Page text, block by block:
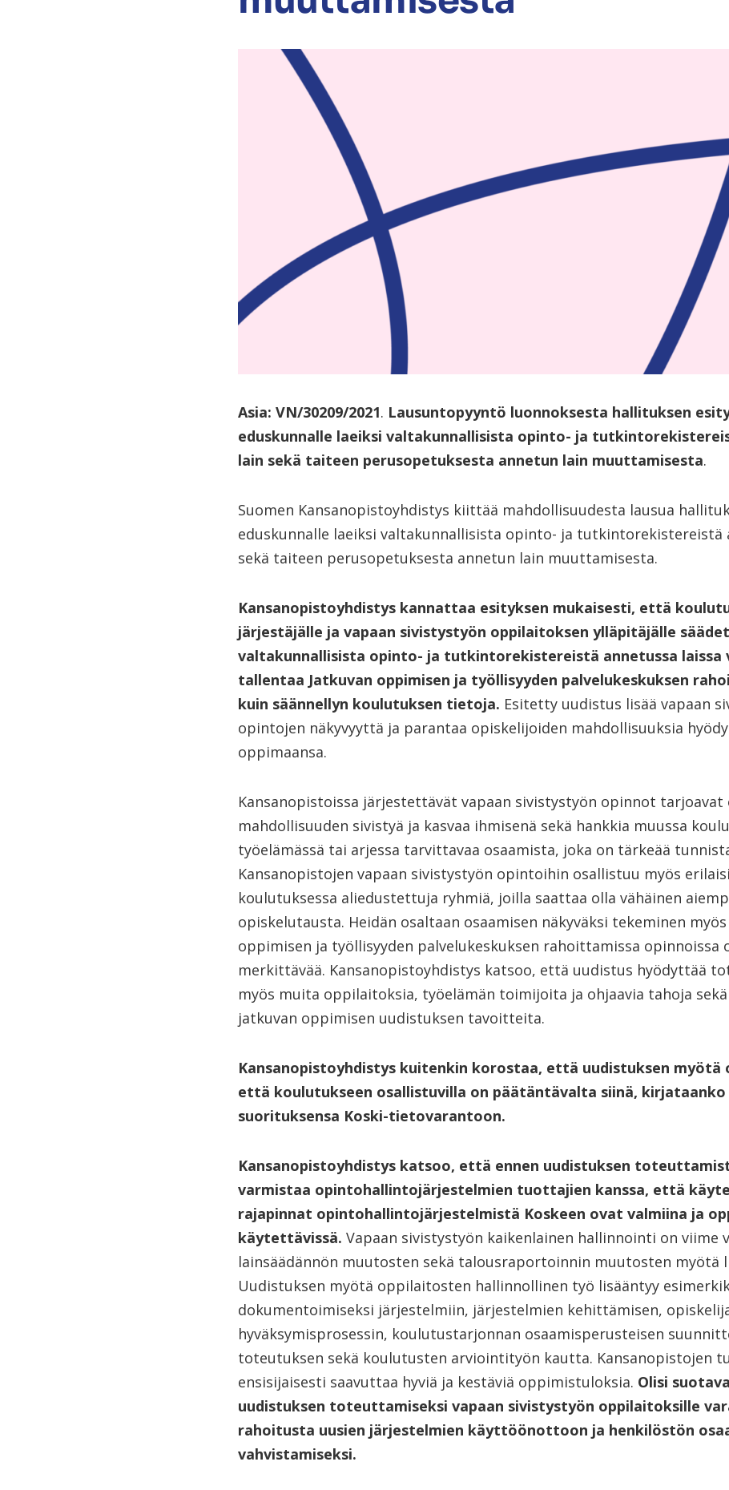
Asia: VN/30209/2021. Lausuntopyyntö luonnoksesta hallituksen
eduskunnalle laeiksi valtakunnallisista opinto- ja
lain sekä taiteen perusopetuksesta annetun lain muuttamisesta.
Suomen Kansanopistoyhdistys kiittää mahdollisuudesta lausua
eduskunnalle laeiksi valtakunnallisista opinto- ja tutkintorekistereistä
sekä taiteen perusopetuksesta annetun lain muuttamisesta.
Kansanopistoyhdistys kannattaa esityksen mukaisesti, että
järjestäjälle ja vapaan sivistystyön oppilaitoksen ylläpitäjälle
valtakunnallisista opinto- ja tutkintorekistereistä annetussa laissa
tallentaa Jatkuvan oppimisen ja työllisyyden palvelukeskuksen
kuin säännellyn koulutuksen tietoja. Esitetty uudistus lisää vapaan
opintojen näkyvyyttä ja parantaa opiskelijoiden mahdollisuuksia
oppimaansa.
Kansanopistoissa järjestettävät vapaan sivistystyön opinnot tarjoavat
mahdollisuuden sivistyä ja kasvaa ihmisenä sekä hankkia muussa
työelämässä tai arjessa tarvittavaa osaamista, joka on tärkeää
Kansanopistojen vapaan sivistystyön opintoihin osallistuu myös
koulutuksessa aliedustettuja ryhmiä, joilla saattaa olla vähäinen
opiskelutausta. Heidän osaltaan osaamisen näkyväksi tekeminen myös
oppimisen ja työllisyyden palvelukeskuksen rahoittamissa opinnoissa
merkittävää. Kansanopistoyhdistys katsoo, että uudistus hyödyttää
myös muita oppilaitoksia, työelämän toimijoita ja ohjaavia tahoja
jatkuvan oppimisen uudistuksen tavoitteita.
Kansanopistoyhdistys kuitenkin korostaa, että uudistuksen myötä
että koulutukseen osallistuvilla on päätäntävalta siinä, kirjataanko
suorituksensa Koski-tietovarantoon.
Kansanopistoyhdistys katsoo, että ennen uudistuksen
varmistaa opintohallintojärjestelmien tuottajien kanssa, että
rajapinnat opintohallintojärjestelmistä Koskeen ovat valmiina ja
käytettävissä. Vapaan sivistystyön kaikenlainen hallinnointi on viime
lainsäädännön muutosten sekä talousraportoinnin muutosten myötä
Uudistuksen myötä oppilaitosten hallinnollinen työ lisääntyy
dokumentoimiseksi järjestelmiin, järjestelmien kehittämisen,
hyväksymisprosessin, koulutustarjonnan osaamisperusteisen
toteutuksen sekä koulutusten arviointityön kautta. Kansanopistojen
ensisijaisesti saavuttaa hyviä ja kestäviä oppimistuloksia. Olisi
uudistuksen toteuttamiseksi vapaan sivistystyön oppilaitoksille
rahoitusta uusien järjestelmien käyttöönottoon ja henkilöstön
vahvistamiseksi.